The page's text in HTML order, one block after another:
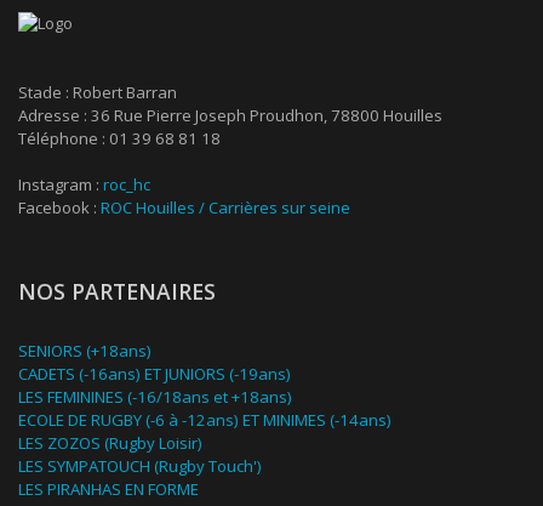
Stade : Robert Barran
Adresse : 36 Rue Pierre Joseph Proudhon, 78800 Houilles
Téléphone : 01 39 68 81 18
Instagram : roc_hc
Facebook : ROC Houilles / Carrières sur seine
NOS PARTENAIRES
SENIORS (+18ans)
CADETS (-16ans) ET JUNIORS (-19ans)
LES FEMININES (-16/18ans et +18ans)
ECOLE DE RUGBY (-6 à -12ans) ET MINIMES (-14ans)
LES ZOZOS (Rugby Loisir)
LES SYMPATOUCH (Rugby Touch')
LES PIRANHAS EN FORME